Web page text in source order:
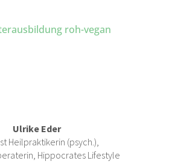
Ulrike Eder
Heilpraktikerin (psych.),
Hippocrates Lifestyle